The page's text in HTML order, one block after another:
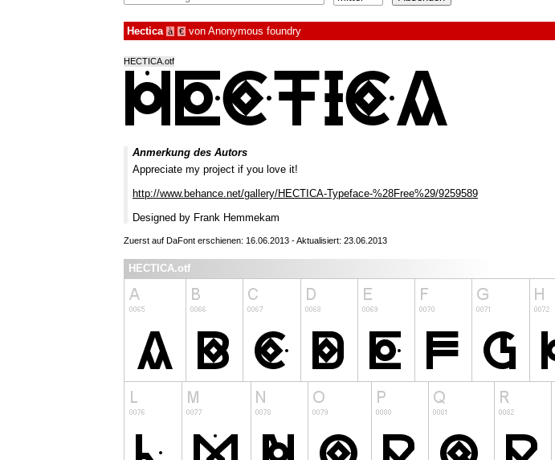
Hectica à € von Anonymous foundry
HECTICA.otf
Anmerkung des Autors
Appreciate my project if you love it!
http://www.behance.net/gallery/HECTICA-Typeface-%28Free%29/9259589
Designed by Frank Hemmekam
Zuerst auf DaFont erschienen: 16.06.2013 - Aktualisiert: 23.06.2013
HECTICA.otf